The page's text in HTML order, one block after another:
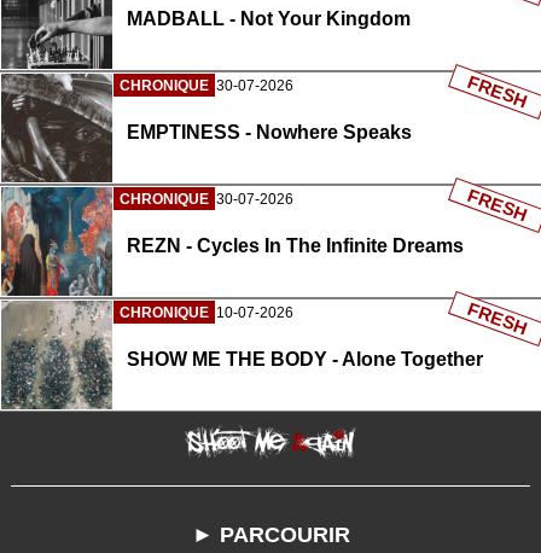
MADBALL - Not Your Kingdom
CHRONIQUE 30-07-2026
EMPTINESS - Nowhere Speaks
FRESH
CHRONIQUE 30-07-2026
REZN - Cycles In The Infinite Dreams
FRESH
CHRONIQUE 10-07-2026
SHOW ME THE BODY - Alone Together
FRESH
► PARCOURIR